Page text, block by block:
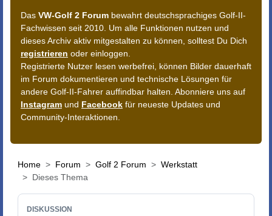
Das VW-Golf 2 Forum bewahrt deutschsprachiges Golf-II-
Fachwissen seit 2010. Um alle Funktionen nutzen und
dieses Archiv aktiv mitgestalten zu können, solltest Du Dich
registrieren oder einloggen.
Registrierte Nutzer lesen werbefrei, können Bilder dauerhaft
im Forum dokumentieren und technische Lösungen für
andere Golf-II-Fahrer auffindbar halten. Abonniere uns auf
Instagram und Facebook für neueste Updates und
Community-Interaktionen.
Home Forum Golf 2 Forum
Werkstatt
Dieses Thema
DISKUSSION